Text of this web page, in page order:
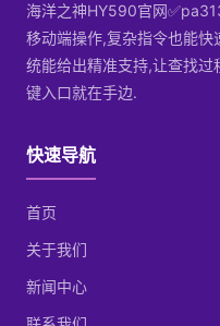
海洋之神HY590官网
移动端操作,复杂指令也能
统能给出精准支持,让查找
键入口就在手边.
快速导航
首页
关于我们
新闻中心